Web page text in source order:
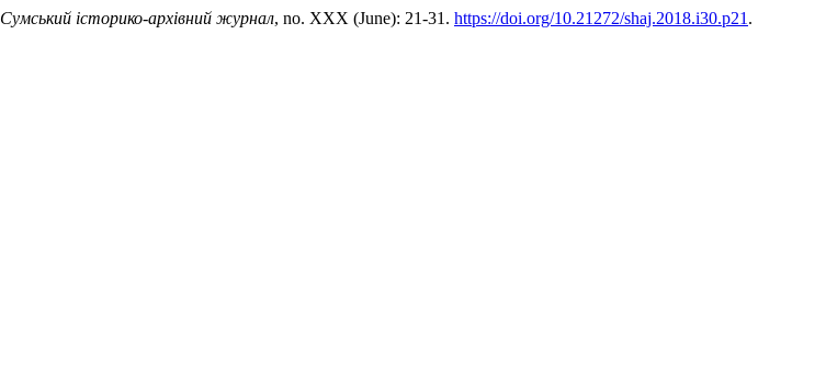
Сумський історико-архівний журнал, no. XXX (June): 21-31. https://doi.org/10.21272/shaj.2018.i30.p21 .